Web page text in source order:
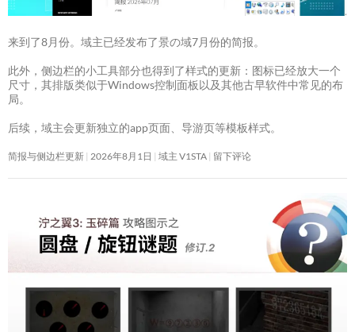
来到了8月份。域主已经发布了景の域7月份的简报。
此外，侧边栏的小工具部分也得到了样式的更新：图标已经放大一个
尺寸，其排版类似于Windows控制面板以及其他古早软件中常见的布
局。
后续，域主会更新独立的app页面、导游页等模板样式。
简报与侧边栏更新 2026年8月1日 域主 V1STA 留下评论